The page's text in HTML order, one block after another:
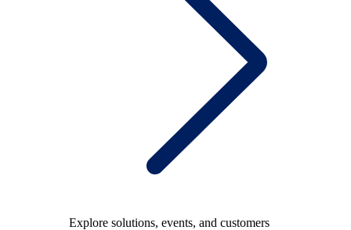
Explore solutions, events, and customers